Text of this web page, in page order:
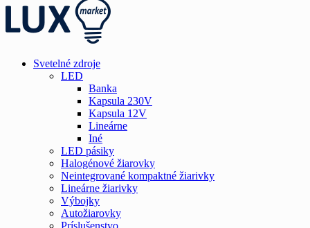
Svetelné zdroje
LED
Banka
Kapsula 230V
Kapsula 12V
Lineárne
Iné
LED pásiky
Halogénové žiarovky
Neintegrované kompaktné žiarivky
Lineárne žiarivky
Výbojky
Autožiarovky
Príslušenstvo